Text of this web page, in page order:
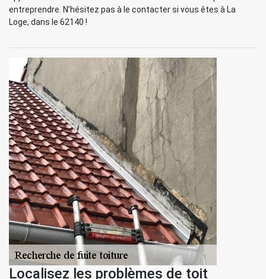
entreprendre. N’hésitez pas à le contacter si vous êtes à La
Loge, dans le 62140 !
Localisez les problèmes de toit